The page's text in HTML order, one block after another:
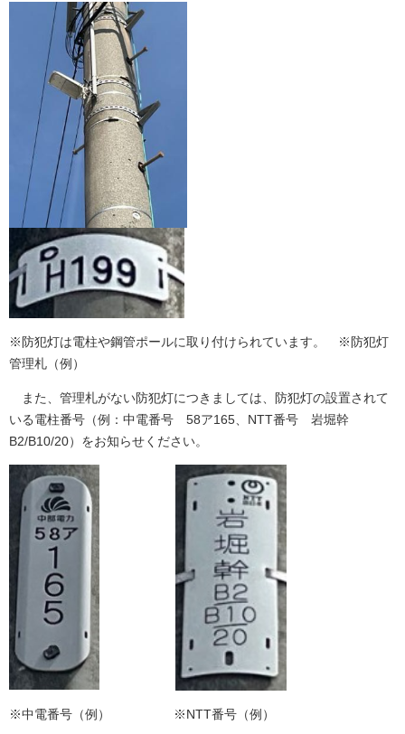
※防犯灯は電柱や鋼管ポールに取り付けられています。 ※防犯灯
管理札（例）
また、管理札がない防犯灯につきましては、防犯灯の設置されて
いる電柱番号（例：中電番号 58ア165、NTT番号 岩堀幹
B2/B10/20）をお知らせください。
※中電番号（例）​ ※NTT番号（例）